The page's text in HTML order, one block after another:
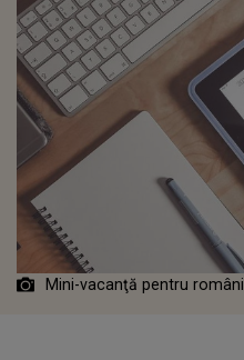
Mini-vacanţă pentru români